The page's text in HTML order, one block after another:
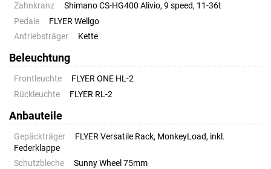
Zahnkranz
Shimano CS-HG400 Alivio, 9 speed, 11-36t
Pedale
FLYER Wellgo
Antriebsträger
Kette
Beleuchtung
Frontleuchte
FLYER ONE HL-2
Rückleuchte
FLYER RL-2
Anbauteile
Gepäckträger
FLYER Versatile Rack, MonkeyLoad, inkl.
Federklappe
Schutzbleche
Sunny Wheel 75mm